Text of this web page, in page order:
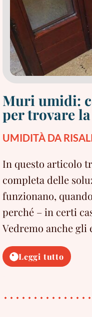
Muri umidi:
per trovare
UMIDITÀ DA
In questo articolo
completa delle
funzionano,
perché – in certi
Vedremo anche
Leggi tuttoMuri
umidi: